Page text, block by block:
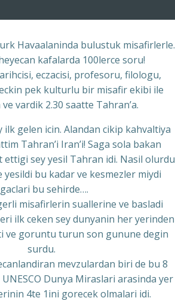
Havaalaninda bulustuk misafirlerle.
kafalarda 100lerce soru!
eczacisi, profesoru, filologu,
pek kulturlu bir misafir ekibi ile
vardik 2.30 saatte Tahran’a.
gelen icin. Alandan cikip kahvaltiya
Tahran’i Iran’i! Saga sola bakan
sey yesil Tahran idi. Nasil olurdu
yesildi bu kadar ve kesmezler miydi
bu sehirde….
misafirlerin suallerine ve basladi
ilk ceken sey dunyanin her yerinden
ve goruntu turun son gunune degin
surdu.
mevzulardan biri de bu 8
Dunya Miraslari arasinda yer
4te 1ini gorecek olmalari idi.